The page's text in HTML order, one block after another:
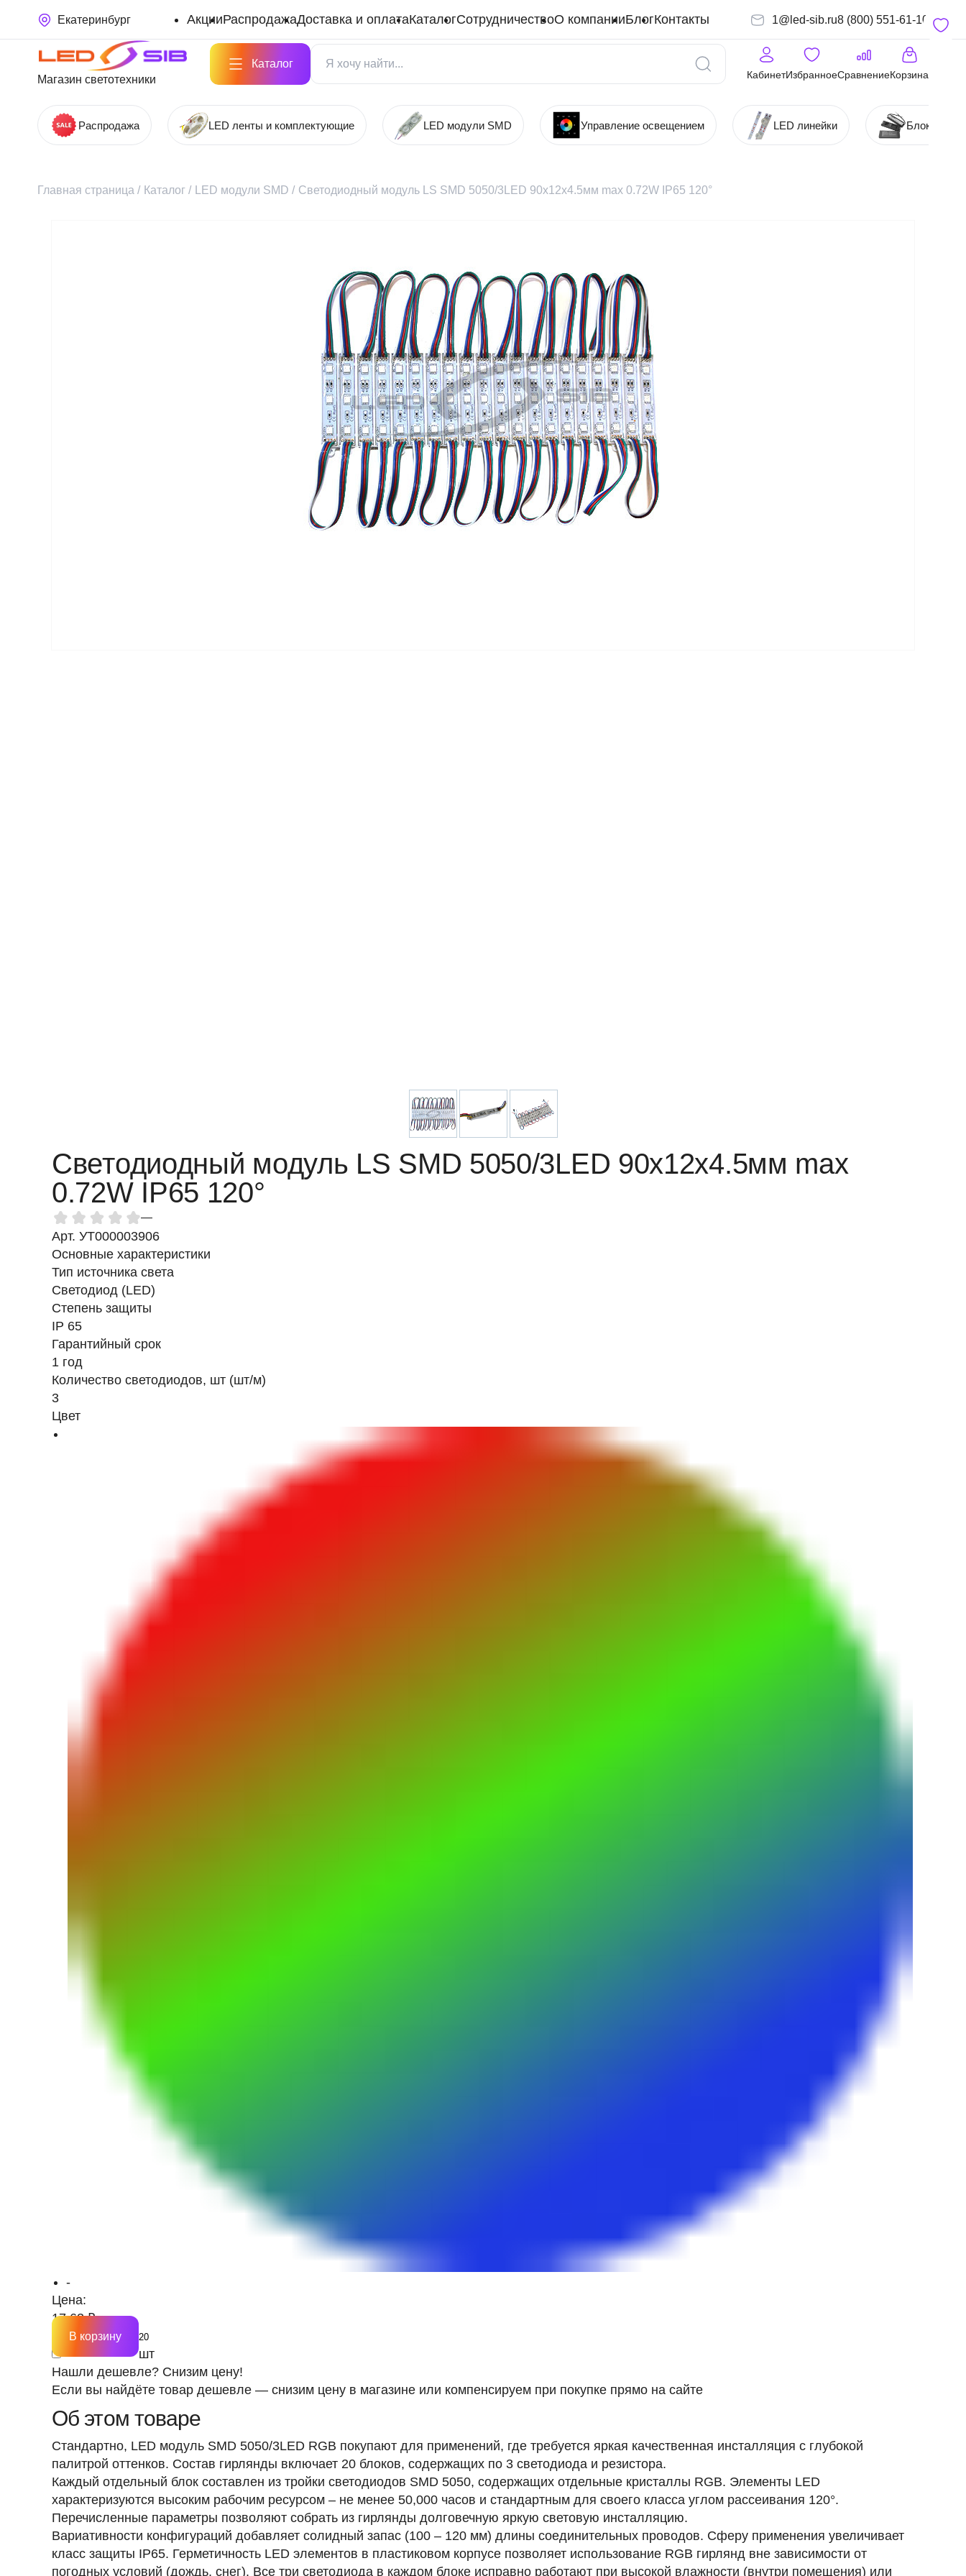
Екатеринбург АкцииРаспродажаДоставка и оплатаКаталогСотрудничествоО компанииБлогКонтакты 1@led-sib.ru8 (800) 551-61-10
Магазин светотехники
Каталог
КабинетИзбранноеСравнениеКорзина
Распродажа LED ленты и комплектующие LED модули SMD Управление освещением LED линейки Блоки
Главная страница / Каталог / LED модули SMD / Светодиодный модуль LS SMD 5050/3LED 90х12х4.5мм max 0.72W IP65 120°
Светодиодный модуль LS SMD 5050/3LED 90х12х4.5мм max
0.72W IP65 120°
—
Арт. УТ000003906
Основные характеристики
Тип источника света
Светодиод (LED)
Степень защиты
IP 65
Гарантийный срок
1 год
Количество светодиодов, шт (шт/м)
3
Цвет
-
Цена:
17.63 ₽
шт
В корзину
Нашли дешевле? Снизим цену!
Если вы найдёте товар дешевле — снизим цену в магазине или компенсируем при покупке прямо на сайте
Об этом товаре
Стандартно, LED модуль SMD 5050/3LED RGB покупают для применений, где требуется яркая качественная инсталляция с глубокой
палитрой оттенков. Состав гирлянды включает 20 блоков, содержащих по 3 светодиода и резистора.
Каждый отдельный блок составлен из тройки светодиодов SMD 5050, содержащих отдельные кристаллы RGB. Элементы LED
характеризуются высоким рабочим ресурсом – не менее 50,000 часов и стандартным для своего класса углом рассеивания 120°.
Перечисленные параметры позволяют собрать из гирлянды долговечную яркую световую инсталляцию.
Вариативности конфигураций добавляет солидный запас (100 – 120 мм) длины соединительных проводов. Сферу применения увеличивает
класс защиты IP65. Герметичность LED элементов в пластиковом корпусе позволяет использование RGB гирлянд вне зависимости от
погодных условий (дождь, снег). Все три светодиода в каждом блоке исправно работают при высокой влажности (внутри помещения) или